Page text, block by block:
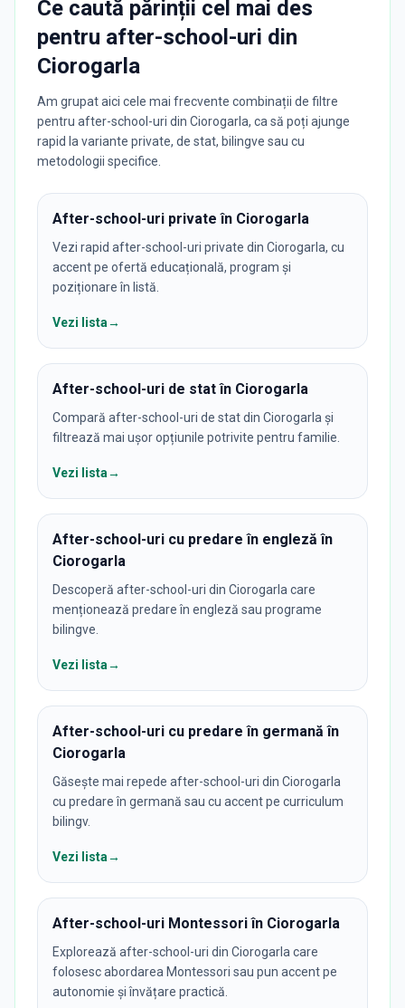
Ce caută părinții cel mai des
pentru after-school-uri din
Ciorogarla
Am grupat aici cele mai frecvente combinații de filtre
pentru after-school-uri din Ciorogarla, ca să poți ajunge
rapid la variante private, de stat, bilingve sau cu
metodologii specifice.
After-school-uri private în Ciorogarla
Vezi rapid after-school-uri private din Ciorogarla, cu
accent pe ofertă educațională, program și
poziționare în listă.
Vezi lista→
After-school-uri de stat în Ciorogarla
Compară after-school-uri de stat din Ciorogarla și
filtrează mai ușor opțiunile potrivite pentru familie.
Vezi lista→
After-school-uri cu predare în engleză în
Ciorogarla
Descoperă after-school-uri din Ciorogarla care
menționează predare în engleză sau programe
bilingve.
Vezi lista→
After-school-uri cu predare în germană în
Ciorogarla
Găsește mai repede after-school-uri din Ciorogarla
cu predare în germană sau cu accent pe curriculum
bilingv.
Vezi lista→
After-school-uri Montessori în Ciorogarla
Explorează after-school-uri din Ciorogarla care
folosesc abordarea Montessori sau pun accent pe
autonomie și învățare practică.